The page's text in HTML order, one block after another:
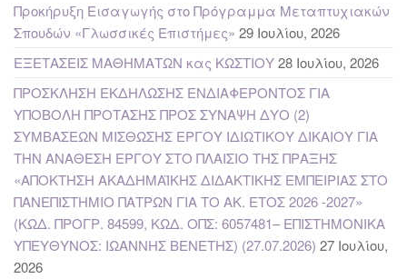
Προκήρυξη Εισαγωγής στο Πρόγραμμα Μεταπτυχιακών
Σπουδών «Γλωσσικές Επιστήμες» 29 Ιουλίου, 2026
ΕΞΕΤΑΣΕΙΣ ΜΑΘΗΜΑΤΩΝ κας ΚΩΣΤΙΟΥ28 Ιουλίου, 2026
ΠΡΟΣΚΛΗΣΗ ΕΚΔΗΛΩΣΗΣ ΕΝΔΙΑΦΕΡΟΝΤΟΣ ΓΙΑ
ΥΠΟΒΟΛΗ ΠΡΟΤΑΣΗΣ ΠΡΟΣ ΣΥΝΑΨΗ ΔΥΟ (2)
ΣΥΜΒΑΣΕΩΝ ΜΙΣΘΩΣΗΣ ΕΡΓΟΥ ΙΔΙΩΤΙΚΟΥ ΔΙΚΑΙΟΥ ΓΙΑ
ΤΗΝ ΑΝΑΘΕΣΗ ΕΡΓΟΥ ΣΤΟ ΠΛΑΙΣΙΟ ΤΗΣ ΠΡΑΞΗΣ
«ΑΠΟΚΤΗΣΗ ΑΚΑΔΗΜΑΪΚΗΣ ΔΙΔΑΚΤΙΚΗΣ ΕΜΠΕΙΡΙΑΣ ΣΤΟ
ΠΑΝΕΠΙΣΤΗΜΙΟ ΠΑΤΡΩΝ ΓΙΑ ΤΟ ΑΚ. ΕΤΟΣ 2026 -2027»
(ΚΩΔ. ΠΡΟΓΡ. 84599, ΚΩΔ. ΟΠΣ: 6057481– ΕΠΙΣΤΗΜΟΝΙΚΑ
ΥΠΕΥΘΥΝΟΣ: ΙΩΑΝΝΗΣ ΒΕΝΕΤΗΣ) (27.07.2026) 27 Ιουλίου,
2026